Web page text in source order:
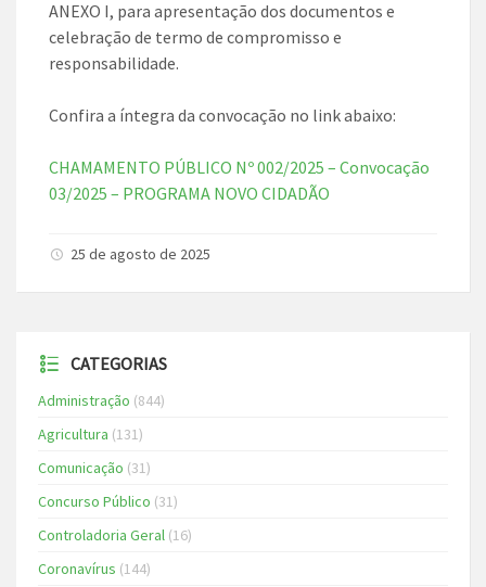
ANEXO I, para apresentação dos documentos e
celebração de termo de compromisso e
responsabilidade.
Confira a íntegra da convocação no link abaixo:
CHAMAMENTO PÚBLICO Nº 002/2025 – Convocação
03/2025 – PROGRAMA NOVO CIDADÃO
25 de agosto de 2025
CATEGORIAS
Administração (844)
Agricultura (131)
Comunicação (31)
Concurso Público (31)
Controladoria Geral (16)
Coronavírus (144)